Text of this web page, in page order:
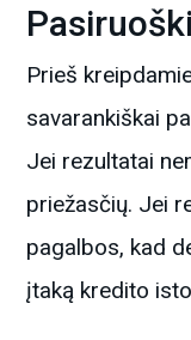
Prieš
savarankiškai
Jei rezultatai
priežasčių. Jei
pagalbos, kad
įtaką kredito